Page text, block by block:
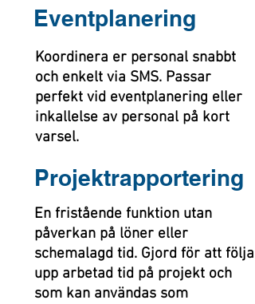
Eventplanering
Koordinera er personal snabbt
och enkelt via SMS. Passar
perfekt vid eventplanering eller
inkallelse av personal på kort
varsel.
Projektrapportering
En fristående funktion utan
påverkan på löner eller
schemalagd tid. Gjord för att följa
upp arbetad tid på projekt och
som kan användas som